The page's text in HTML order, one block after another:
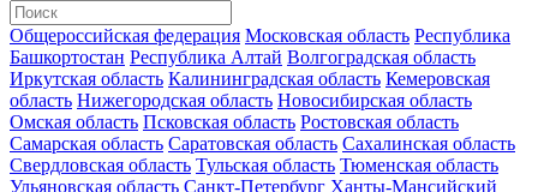
Общероссийская федерация Московская область Республика
Башкортостан Республика Алтай Волгоградская область
Иркутская область Калининградская область Кемеровская
область Нижегородская область Новосибирская область
Омская область Псковская область Ростовская область
Самарская область Саратовская область Сахалинская область
Свердловская область Тульская область Тюменская область
Ульяновская область Санкт-Петербург Ханты-Мансийский